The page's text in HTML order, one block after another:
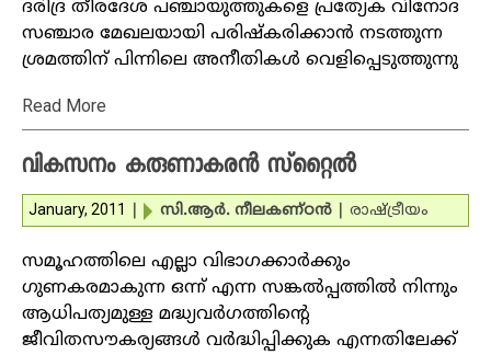
ദരിദ്ര തീരദേശ പഞ്ചായുത്തുകളെ പ്രത്യേക വിനോദ
സഞ്ചാര മേഖലയായി പരിഷ്‌കരിക്കാന്‍ നടത്തുന്ന
ശ്രമത്തിന് പിന്നിലെ അനീതികള്‍ വെളിപ്പെടുത്തുന്നു
Read More
വികസനം കരുണാകരന്‍ സ്‌റ്റൈല്‍
January, 2011 സി.ആര്‍. നീലകണ്ഠന്‍ രാഷ്ട്രീയം
സമൂഹത്തിലെ എല്ലാ വിഭാഗക്കാര്‍ക്കും
ഗുണകരമാകുന്ന ഒന്ന് എന്ന സങ്കല്‍പ്പത്തില്‍ നിന്നും
ആധിപത്യമുള്ള മദ്ധ്യവര്‍ഗത്തിന്റെ
ജീവിതസൗകര്യങ്ങള്‍ വര്‍ദ്ധിപ്പിക്കുക എന്നതിലേക്ക്